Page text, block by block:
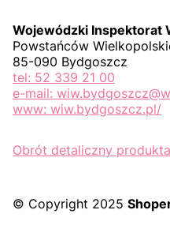
Wojewódzki Inspektorat
Powstańców
85-090 Bydgoszcz
tel: 52 339 21 00
e-mail:
www: wiw.bydgoszcz.pl/
Obrót detaliczny
© Copyright 2025